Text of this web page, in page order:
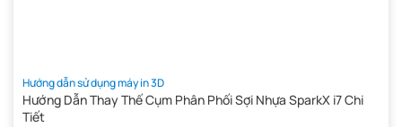
Hướng dẫn sử dụng máy in 3D
Hướng Dẫn Thay Thế Cụm Phân Phối Sợi Nhựa SparkX i7 Chi
Tiết